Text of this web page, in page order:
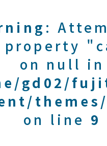
:
property
on null in
gd02/
on line 9